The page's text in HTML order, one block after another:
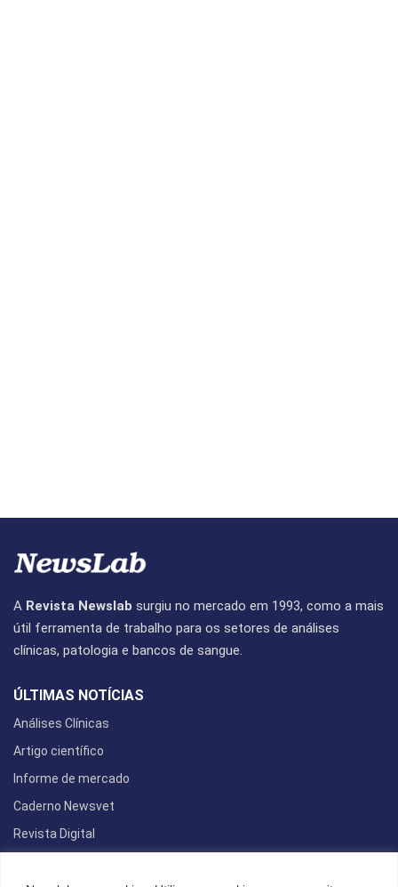
A Revista Newslab surgiu no mercado em 1993, como a mais
útil ferramenta de trabalho para os setores de análises
clínicas, patologia e bancos de sangue.
ÚLTIMAS NOTÍCIAS
Análises Clínicas
Artigo científico
Informe de mercado
Caderno Newsvet
Revista Digital